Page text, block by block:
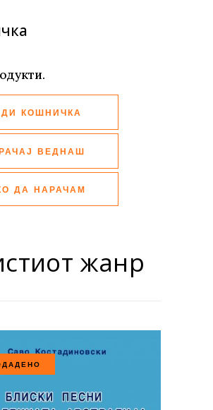
КОШНИЧКА
ВЕДНАШ
ДА НАРАЧАМ
жанр